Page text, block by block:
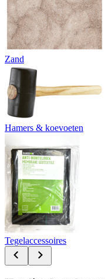
Zand
Hamers & koevoeten
Tegelaccessoires